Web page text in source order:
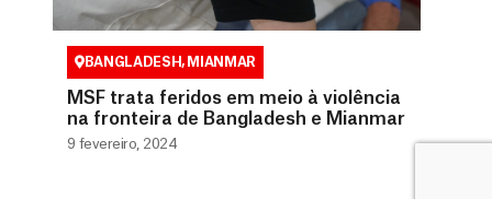
BANGLADESH, MIANMAR
MSF trata feridos em meio à violência
na fronteira de Bangladesh e Mianmar
9 fevereiro, 2024